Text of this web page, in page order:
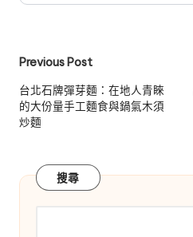
Post
navigation
Previous Post
台北石牌彈芽麵：在地人青睞
的大份量手工麵食與鍋氣木須
炒麵
搜尋